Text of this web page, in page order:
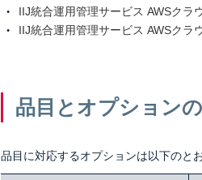
IIJ統合運用管理サービス AWSクラ
IIJ統合運用管理サービス AWSクラ
品目とオプション
品目に対応するオプションは以下のと